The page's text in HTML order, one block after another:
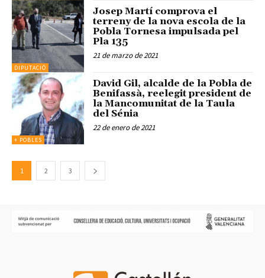
DIPUTACIÓ
Josep Martí comprova el
terreny de la nova escola de la
Pobla Tornesa impulsada pel
Pla 135
21 de marzo de 2021
+ POBLES
David Gil, alcalde de la Pobla de
Benifassà, reelegit president de
la Mancomunitat de la Taula
del Sénia
22 de enero de 2021
1 2 3